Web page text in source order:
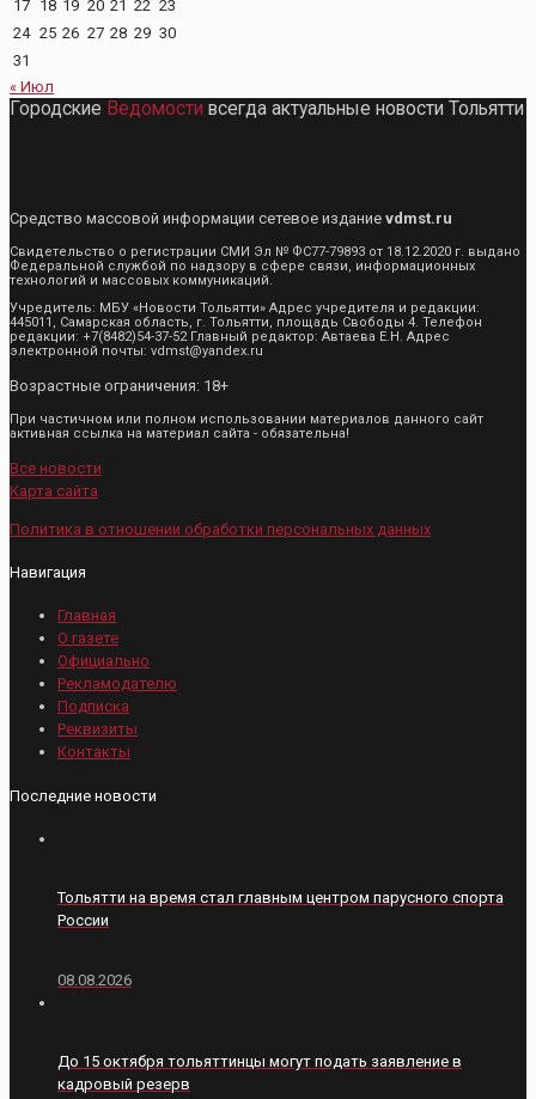
17 18 19 20 21 22 23
24 25 26 27 28 29 30
31
« Июл
Городские Ведомости всегда актуальные новости Тольятти
Средство массовой информации сетевое издание vdmst.ru
Свидетельство о регистрации СМИ Эл № ФС77-79893 от 18.12.2020 г. выдано
Федеральной службой по надзору в сфере связи, информационных
технологий и массовых коммуникаций.
Учредитель: МБУ «Новости Тольятти» Адрес учредителя и редакции:
445011, Самарская область, г. Тольятти, площадь Свободы 4. Телефон
редакции: +7(8482)54-37-52 Главный редактор: Автаева Е.Н. Адрес
электронной почты: vdmst@yandex.ru
Возрастные ограничения: 18+
При частичном или полном использовании материалов данного сайт
активная ссылка на материал сайта - обязательна!
Все новости
Карта сайта
Политика в отношении обработки персональных данных
Навигация
Главная
О газете
Официально
Рекламодателю
Подписка
Реквизиты
Контакты
Последние новости
Тольятти на время стал главным центром парусного спорта
России
08.08.2026
До 15 октября тольяттинцы могут подать заявление в
кадровый резерв